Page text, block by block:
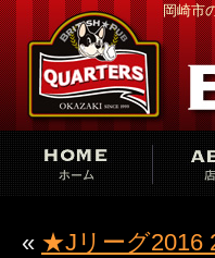
岡崎市
« ★Jリーグ2016